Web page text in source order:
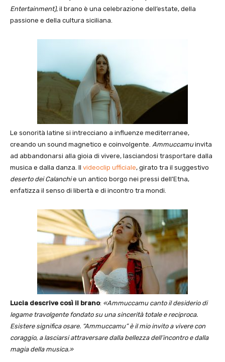
Entertainment), il brano è una celebrazione dell’estate, della
passione e della cultura siciliana.
Le sonorità latine si intrecciano a influenze mediterranee,
creando un sound magnetico e coinvolgente. Ammuccamuinvita
ad abbandonarsi alla gioia di vivere, lasciandosi trasportare dalla
musica e dalla danza. Il videoclip ufficiale, girato tra il suggestivo
deserto dei Calanchie un antico borgo nei pressi dell’Etna,
enfatizza il senso di libertà e di incontro tra mondi.
Lucia descrive così il brano: «Ammuccamu canto il desiderio di
legame travolgente fondato su una sincerità totale e reciproca.
Esistere significa osare. “Ammuccamu” è il mio invito a vivere con
coraggio, a lasciarsi attraversare dalla bellezza dell’incontro e dalla
magia della musica.»